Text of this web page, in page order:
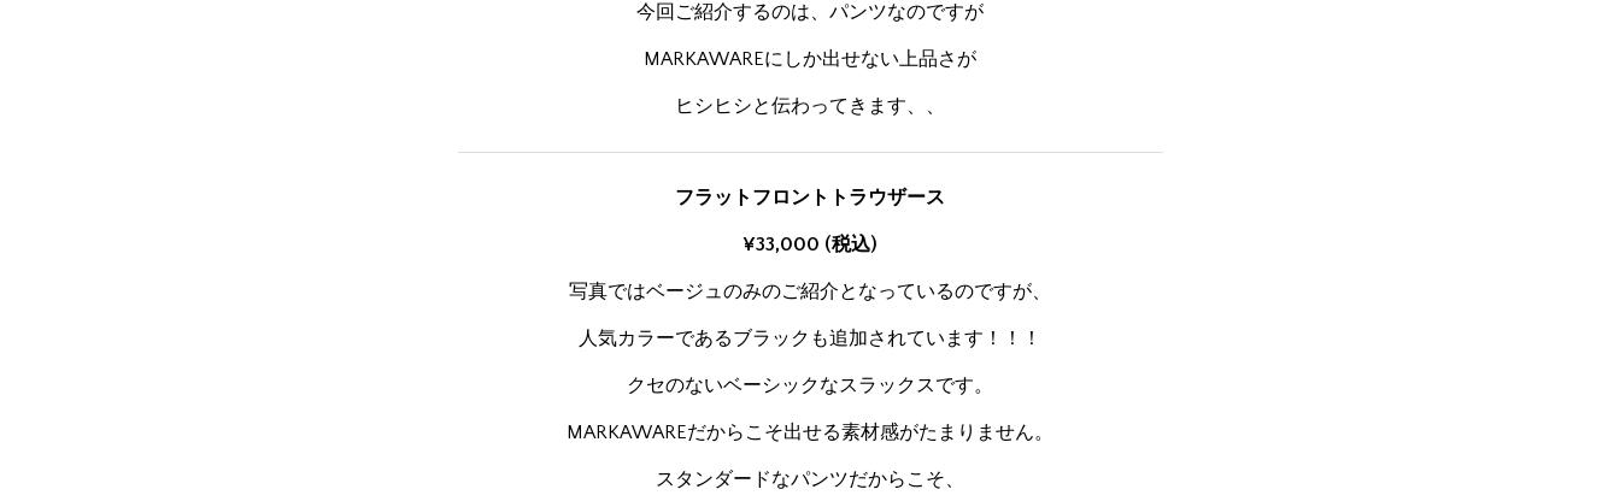
今回ご紹介するのは、パンツなのですが
MARKAWAREにしか出せない上品さが
ヒシヒシと伝わってきます、、
フラットフロントトラウザース
¥33,000 (税込)
写真ではベージュのみのご紹介となっているのですが、
人気カラーであるブラックも追加されています！！！
クセのないベーシックなスラックスです。
MARKAWAREだからこそ出せる素材感がたまりません。
スタンダードなパンツだからこそ、